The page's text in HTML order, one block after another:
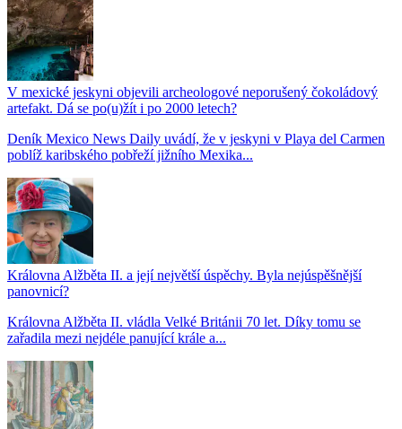
V mexické jeskyni objevili archeologové neporušený čokoládový
artefakt. Dá se po(u)žít i po 2000 letech?
Deník Mexico News Daily uvádí, že v jeskyni v Playa del Carmen
poblíž karibského pobřeží jižního Mexika...
Královna Alžběta II. a její největší úspěchy. Byla nejúspěšnější
panovnicí?
Královna Alžběta II. vládla Velké Británii 70 let. Díky tomu se
zařadila mezi nejdéle panující krále a...